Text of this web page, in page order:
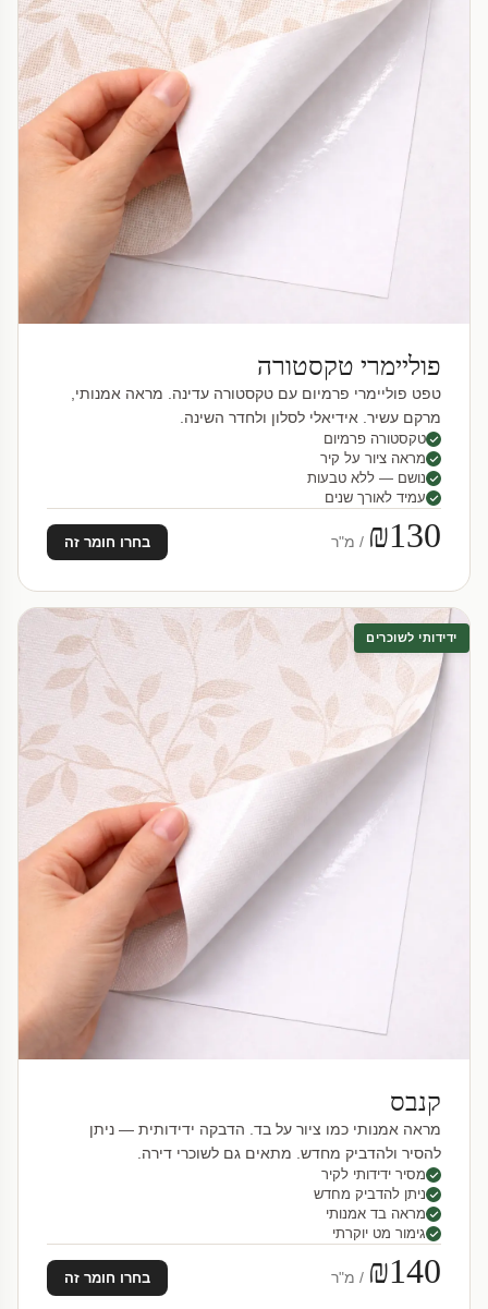
פוליימרי טקסטורה
טפט פוליימרי פרמיום עם טקסטורה עדינה. מראה אמנותי,
מרקם עשיר. אידיאלי לסלון ולחדר השינה.
טקסטורה פרמיום
מראה ציור על קיר
נושם — ללא טבעות
עמיד לאורך שנים
₪130 / מ"ר בחרו חומר זה
ידידותי לשוכרים
קנבס
מראה אמנותי כמו ציור על בד. הדבקה ידידותית — ניתן
להסיר ולהדביק מחדש. מתאים גם לשוכרי דירה.
מסיר ידידותי לקיר
ניתן להדביק מחדש
מראה בד אמנותי
גימור מט יוקרתי
₪140 / מ"ר בחרו חומר זה